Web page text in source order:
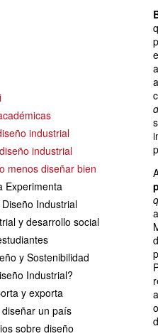
industrial
industrial
menos diseñar bien
Experimenta
Industrial
y desarrollo social
y Sostenibilidad
Industrial?
y exporta
un país
sobre diseño